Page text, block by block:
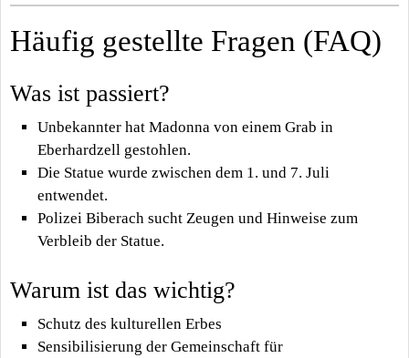
Häufig gestellte Fragen (FAQ)
Was ist passiert?
Unbekannter hat Madonna von einem Grab in
Eberhardzell gestohlen.
Die Statue wurde zwischen dem 1. und 7. Juli
entwendet.
Polizei Biberach sucht Zeugen und Hinweise zum
Verbleib der Statue.
Warum ist das wichtig?
Schutz des kulturellen Erbes
Sensibilisierung der Gemeinschaft für